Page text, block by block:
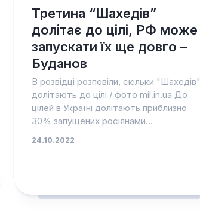
Третина “Шахедів”
долітає до цілі, РФ може
запускати їх ще довго –
Буданов
В розвідці розповіли, скільки "Шахедів"
долітають до цілі / фото mil.in.ua До
цілей в Україні долітають приблизно
30% запущених росіянами...
24.10.2022